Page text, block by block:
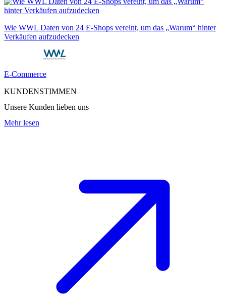
Wie WWL Daten von 24 E-Shops vereint, um das „Warum“ hinter
Verkäufen aufzudecken
E-Commerce
KUNDENSTIMMEN
Unsere Kunden lieben uns
Mehr lesen